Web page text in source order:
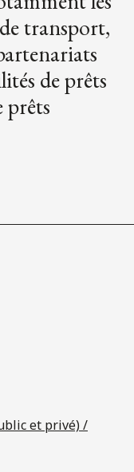
transport,
de prêts
prêts
et privé) /